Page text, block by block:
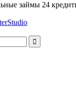
займы 24